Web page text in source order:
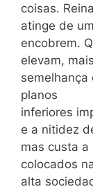
coisas.
atinge de
encobrem.
elevam,
semelhança
planos
inferiores
e a nitidez
mas custa a
colocados
alta